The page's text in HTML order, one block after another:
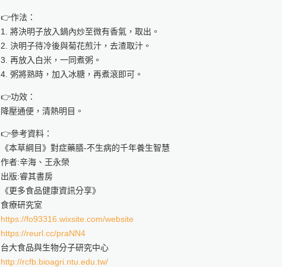
👉作法：
1. 將決明子放入鍋內炒至微有香氣，取出。
2. 決明子待冷後與菊花煎汁，去渣取汁。
3. 再放入白米，一同煮粥。
4. 粥將熟時，加入冰糖，再煮滾即可。
👉功效：
降壓通便，清熱明目。
👉參考資料：
《本草綱目》對症藥膳-不生病的千年養生智慧
作者:辛海、王永榮
出版:睿其書房
《更多食品健康資訊分享》
食療研究室
https://fo93316.wixsite.com/website
https://reurl.cc/praNN4
台大食品與生物分子研究中心
http://rcfb.bioagri.ntu.edu.tw/